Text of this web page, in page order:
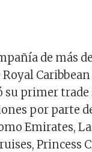
de más
Royal
su primer trade
por parte
Emirates,
Princess